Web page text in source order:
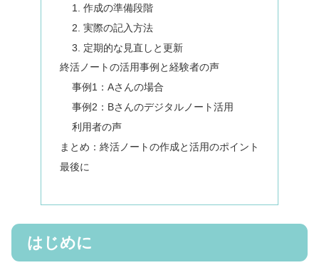
1. 作成の準備段階
2. 実際の記入方法
3. 定期的な見直しと更新
終活ノートの活用事例と経験者の声
事例1：Aさんの場合
事例2：Bさんのデジタルノート活用
利用者の声
まとめ：終活ノートの作成と活用のポイント
最後に
はじめに